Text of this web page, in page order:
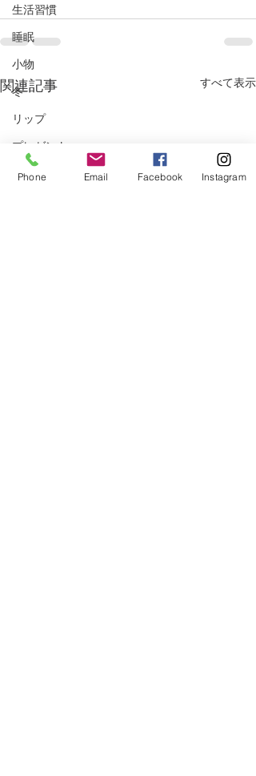
生活習慣
睡眠
小物
冬
リップ
プレゼント
電子マネー
関連記事 すべて表示
Phone Email Facebook Instagram